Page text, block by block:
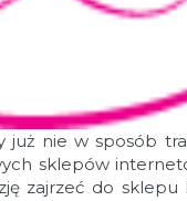
już nie w sposób
sklepów
zajrzeć do sklepu